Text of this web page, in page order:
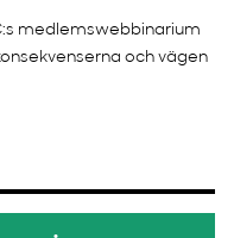
medlemswebbinarium
och vägen